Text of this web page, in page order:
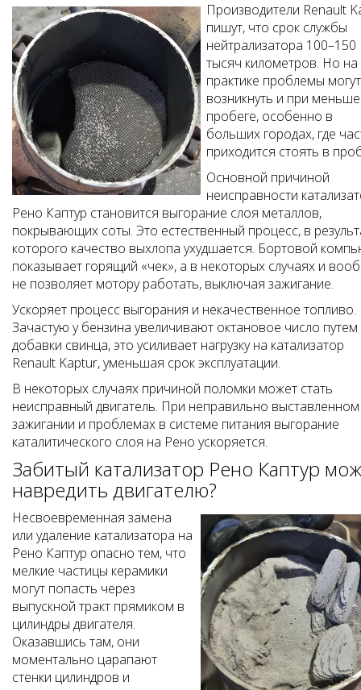
Производители Renault
пишут, что срок службы
нейтрализатора 100–150
тысяч километров. Но на
практике проблемы могут
возникнуть и при
пробеге, особенно в
больших городах, где
приходится стоять в
Основной причиной
неисправности
Рено Каптур становится выгорание слоя металлов,
покрывающих соты. Это естественный процесс, в
которого качество выхлопа ухудшается. Бортовой
показывает горящий «чек», а в некоторых случаях и
не позволяет мотору работать, выключая зажигание.
Ускоряет процесс выгорания и некачественное топливо.
Зачастую у бензина увеличивают октановое число путем
добавки свинца, это усиливает нагрузку на катализатор
Renault Kaptur, уменьшая срок эксплуатации.
В некоторых случаях причиной поломки может стать
неисправный двигатель. При неправильно выставленном
зажигании и проблемах в системе питания выгорание
каталитического слоя на Рено ускоряется.
Забитый катализатор Рено Каптур
навредить двигателю?
Несвоевременная замена
или удаление катализатора на
Рено Каптур опасно тем, что
мелкие частицы керамики
могут попасть через
выпускной тракт прямиком в
цилиндры двигателя.
Оказавшись там, они
моментально царапают
стенки цилиндров и